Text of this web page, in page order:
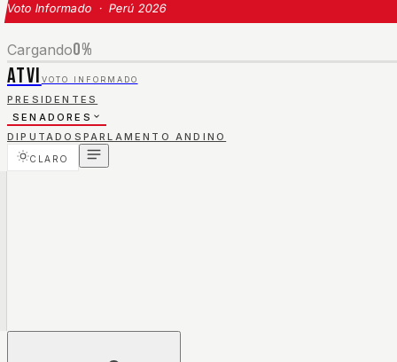
Voto Informado · Perú 2026
Cargando0%
ATVI VOTO INFORMADO
PRESIDENTES
SENADORES
DIPUTADOS PARLAMENTO ANDINO
CLARO